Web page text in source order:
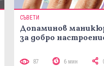
СЪВЕТИ
Допаминов
за добро
87 6 мин